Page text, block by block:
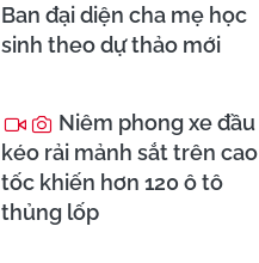
Ban đại diện cha mẹ học
sinh theo dự thảo mới
Niêm phong xe đầu
kéo rải mảnh sắt trên cao
tốc khiến hơn 120 ô tô
thủng lốp